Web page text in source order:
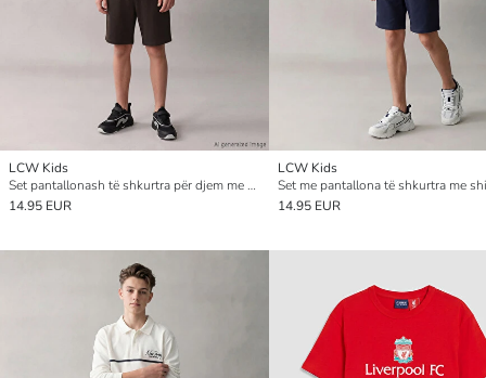
LCW Kids
Set pantallonash të shkurtra për djem me print NYC
14.95 EUR
LCW Kids
14.95 EUR